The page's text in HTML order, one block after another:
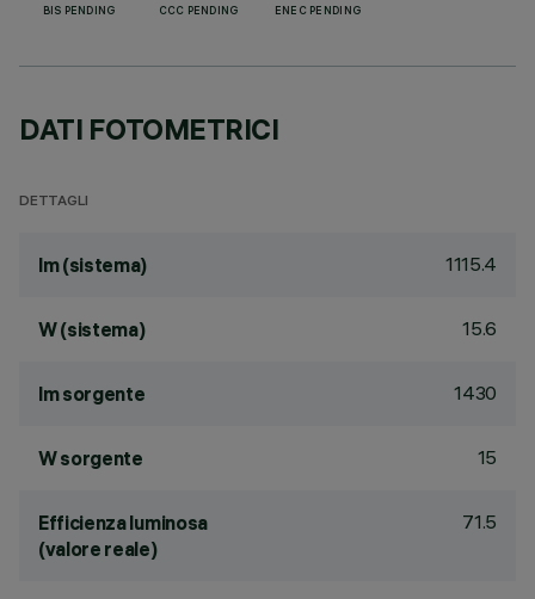
BIS PENDING CCC PENDING ENEC PENDING
DATI FOTOMETRICI
DETTAGLI
lm (sistema) 1115.4
W (sistema) 15.6
lm sorgente 1430
W sorgente 15
Efficienza luminosa
(valore reale)
71.5